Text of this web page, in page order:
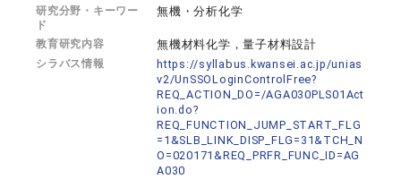
研究分野・キーワー
ド
無機・分析化学
教育研究内容 無機材料化学，量子材料設計
シラバス情報
https://syllabus.kwansei.ac.jp/unias
v2/UnSSOLoginControlFree?
REQ_ACTION_DO=/AGA030PLS01Act
ion.do?
REQ_FUNCTION_JUMP_START_FLG
=1&SLB_LINK_DISP_FLG=31&TCH_N
O=020171&REQ_PRFR_FUNC_ID=AG
A030